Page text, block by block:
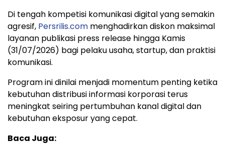
Di tengah kompetisi komunikasi digital yang semakin
agresif, Persrilis.com menghadirkan diskon maksimal
layanan publikasi press release hingga Kamis
(31/07/2026) bagi pelaku usaha, startup, dan praktisi
komunikasi.
Program ini dinilai menjadi momentum penting ketika
kebutuhan distribusi informasi korporasi terus
meningkat seiring pertumbuhan kanal digital dan
kebutuhan eksposur yang cepat.
Baca Juga: